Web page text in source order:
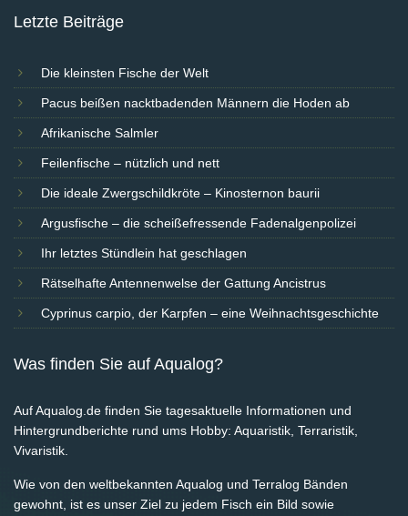
Letzte Beiträge
Die kleinsten Fische der Welt
Pacus beißen nacktbadenden Männern die Hoden ab
Afrikanische Salmler
Feilenfische – nützlich und nett
Die ideale Zwergschildkröte – Kinosternon baurii
Argusfische – die scheißefressende Fadenalgenpolizei
Ihr letztes Stündlein hat geschlagen
Rätselhafte Antennenwelse der Gattung Ancistrus
Cyprinus carpio, der Karpfen – eine Weihnachtsgeschichte
Was finden Sie auf Aqualog?
Auf Aqualog.de finden Sie tagesaktuelle Informationen und
Hintergrundberichte rund ums Hobby: Aquaristik, Terraristik,
Vivaristik.
Wie von den weltbekannten Aqualog und Terralog Bänden
gewohnt, ist es unser Ziel zu jedem Fisch ein Bild sowie